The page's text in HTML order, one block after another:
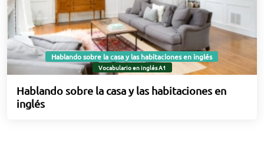
Hablando sobre la casa y las habitaciones en inglés
Vocabulario en inglés A1
Hablando sobre la casa y las habitaciones en
inglés